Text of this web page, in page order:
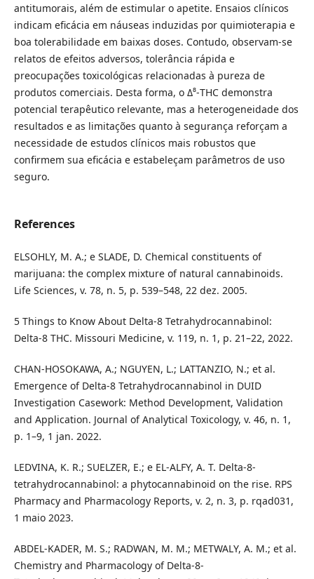
antitumorais, além de estimular o apetite. Ensaios clínicos
indicam eficácia em náuseas induzidas por quimioterapia e
boa tolerabilidade em baixas doses. Contudo, observam-se
relatos de efeitos adversos, tolerância rápida e
preocupações toxicológicas relacionadas à pureza de
produtos comerciais. Desta forma, o Δ⁸-THC demonstra
potencial terapêutico relevante, mas a heterogeneidade dos
resultados e as limitações quanto à segurança reforçam a
necessidade de estudos clínicos mais robustos que
confirmem sua eficácia e estabeleçam parâmetros de uso
seguro.
References
ELSOHLY, M. A.; e SLADE, D. Chemical constituents of
marijuana: the complex mixture of natural cannabinoids.
Life Sciences, v. 78, n. 5, p. 539–548, 22 dez. 2005.
5 Things to Know About Delta-8 Tetrahydrocannabinol:
Delta-8 THC. Missouri Medicine, v. 119, n. 1, p. 21–22, 2022.
CHAN-HOSOKAWA, A.; NGUYEN, L.; LATTANZIO, N.; et al.
Emergence of Delta-8 Tetrahydrocannabinol in DUID
Investigation Casework: Method Development, Validation
and Application. Journal of Analytical Toxicology, v. 46, n. 1,
p. 1–9, 1 jan. 2022.
LEDVINA, K. R.; SUELZER, E.; e EL-ALFY, A. T. Delta-8-
tetrahydrocannabinol: a phytocannabinoid on the rise. RPS
Pharmacy and Pharmacology Reports, v. 2, n. 3, p. rqad031,
1 maio 2023.
ABDEL-KADER, M. S.; RADWAN, M. M.; METWALY, A. M.; et al.
Chemistry and Pharmacology of Delta-8-